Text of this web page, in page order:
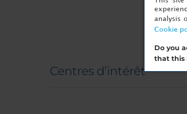
Centres d’intérêt
analysis
Cookie
Do you
that this